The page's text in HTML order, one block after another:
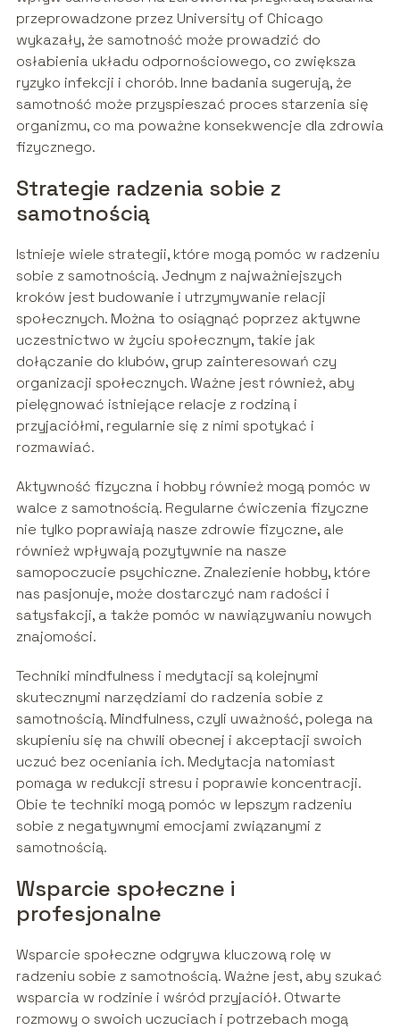
przeprowadzone przez University of Chicago
wykazały, że samotność może prowadzić do
osłabienia układu odpornościowego, co zwiększa
ryzyko infekcji i chorób. Inne badania sugerują, że
samotność może przyspieszać proces starzenia się
organizmu, co ma poważne konsekwencje dla zdrowia
fizycznego.
Strategie radzenia sobie z
samotnością
Istnieje wiele strategii, które mogą pomóc w radzeniu
sobie z samotnością. Jednym z najważniejszych
kroków jest budowanie i utrzymywanie relacji
społecznych. Można to osiągnąć poprzez aktywne
uczestnictwo w życiu społecznym, takie jak
dołączanie do klubów, grup zainteresowań czy
organizacji społecznych. Ważne jest również, aby
pielęgnować istniejące relacje z rodziną i
przyjaciółmi, regularnie się z nimi spotykać i
rozmawiać.
Aktywność fizyczna i hobby również mogą pomóc w
walce z samotnością. Regularne ćwiczenia fizyczne
nie tylko poprawiają nasze zdrowie fizyczne, ale
również wpływają pozytywnie na nasze
samopoczucie psychiczne. Znalezienie hobby, które
nas pasjonuje, może dostarczyć nam radości i
satysfakcji, a także pomóc w nawiązywaniu nowych
znajomości.
Techniki mindfulness i medytacji są kolejnymi
skutecznymi narzędziami do radzenia sobie z
samotnością. Mindfulness, czyli uważność, polega na
skupieniu się na chwili obecnej i akceptacji swoich
uczuć bez oceniania ich. Medytacja natomiast
pomaga w redukcji stresu i poprawie koncentracji.
Obie te techniki mogą pomóc w lepszym radzeniu
sobie z negatywnymi emocjami związanymi z
samotnością.
Wsparcie społeczne i
profesjonalne
Wsparcie społeczne odgrywa kluczową rolę w
radzeniu sobie z samotnością. Ważne jest, aby szukać
wsparcia w rodzinie i wśród przyjaciół. Otwarte
rozmowy o swoich uczuciach i potrzebach mogą